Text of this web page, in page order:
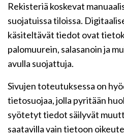
Rekisteriä koskevat
suojatuissa tiloissa.
käsiteltävät tiedot ovat
palomuurein, salasanoin ja
avulla suojattuja.
Sivujen toteutuksessa on
tietosuojaa, jolla pyritään
syötetyt tiedot säilyvät
saatavilla vain tietoon